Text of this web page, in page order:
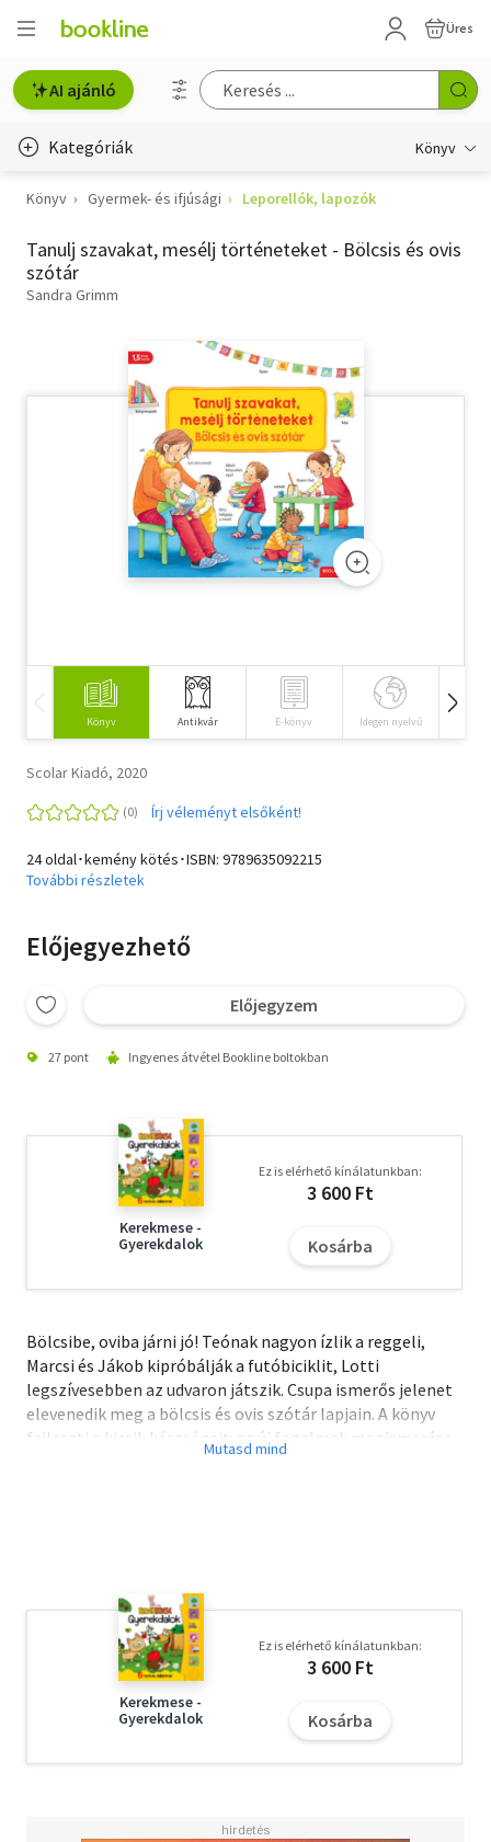
Üres
AI ajánló
Kategóriák Könyv
Életmód, egészség
Erotika
Gyermek- és ifjúsági
Szótár, nyelvkönyv
Tankönyv, segédkönyv
Természettudomány
Történelem
Vallás
Könyv Gyermek- és ifjúsági Leporellók, lapozók
Tanulj szavakat, mesélj történeteket - Bölcsis és ovis
szótár
Sandra Grimm
Könyv Antikvár E-könyv Idegen nyelvű
Scolar Kiadó, 2020
Írj véleményt elsőként!
24 oldal･kemény kötés･ISBN: 9789635092215
További részletek
Előjegyezhető
Előjegyzem
27 pont Ingyenes átvétel Bookline boltokban
Kerekmese -
Gyerekdalok
Ez is elérhető kínálatunkban:
3 600 Ft
Kosárba
Bölcsibe, oviba járni jó! Teónak nagyon ízlik a reggeli,
Marcsi és Jákob kipróbálják a futóbiciklit, Lotti
legszívesebben az udvaron játszik. Csupa ismerős jelenet
elevenedik meg a bölcsis és ovis szótár lapjain. A könyv
fejleszti a kicsik készségeit: az új fogalmak megismerése
bővíti szókincsüket, a rövid mondatok segítik a
Kerekmese -
Gyerekdalok
Ez is elérhető kínálatunkban:
3 600 Ft
Kosárba